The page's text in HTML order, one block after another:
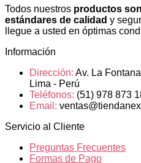
Pigeon
cantidad
Todos nuestros productos
estándares de calidad y
llegue a usted en óptimas
Información
Dirección: Av. La
Lima - Perú
Teléfonos: (51) 978 873
Email:
Servicio al Cliente
Preguntas Frecuentes
Formas de Pago